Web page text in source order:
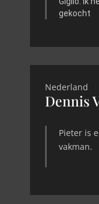
gekocht
Nederland
Dennis
Pieter is
vakman.